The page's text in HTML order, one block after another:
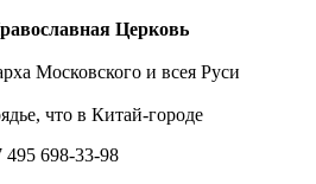
Церковь
Московского и всея Руси
что в Китай-городе
495 698-33-98